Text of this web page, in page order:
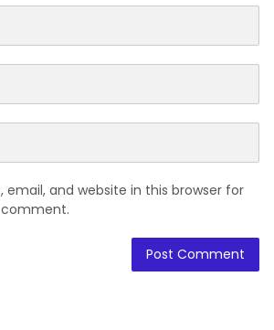
email, and website in this browser for